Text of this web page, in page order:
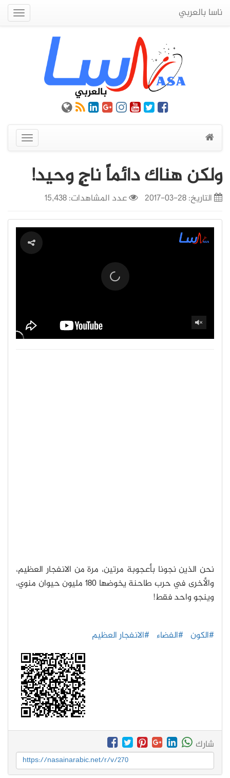
ناسا بالعربي
عرض
القائمة
ولكن هناك دائماً ناجٍ وحيد!
التاريخ:28-03-2017 عدد المشاهدات: 15,438
نحن الذين نجونا بأعجوبة مرتين، مرة من الانفجار العظيم،
والأخرى في حرب طاحنة يخوضها 180 مليون حيوان منوي،
وينجو واحد فقط!
#الكون #الفضاء #الانفجار العظيم
شارك
https://nasainarabic.net/r/v/270